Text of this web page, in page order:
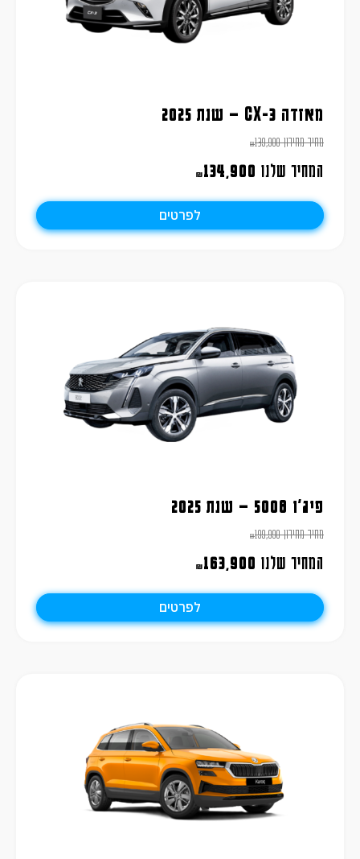
מאזדה CX-3 – שנת 2025
מחיר מחירון ₪139,900
המחיר שלנו ₪134,900
לפרטים
פיג'ו 5008 – שנת 2025
מחיר מחירון ₪199,990
המחיר שלנו ₪163,900
לפרטים